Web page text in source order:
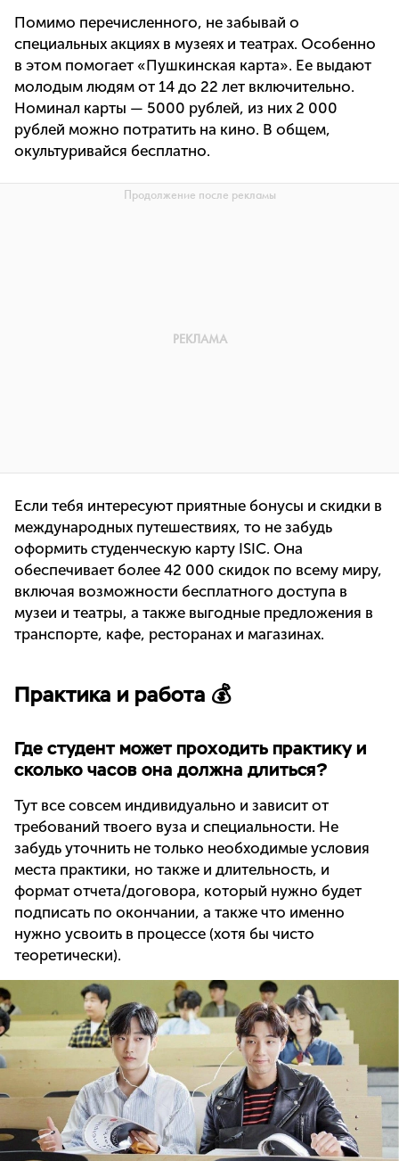
Помимо перечисленного, не забывай о
специальных акциях в музеях и театрах. Особенно
в этом помогает «Пушкинская карта». Ее выдают
молодым людям от 14 до 22 лет включительно.
Номинал карты — 5000 рублей, из них 2 000
рублей можно потратить на кино. В общем,
окультуривайся бесплатно.
Если тебя интересуют приятные бонусы и скидки в
международных путешествиях, то не забудь
оформить студенческую карту ISIC. Она
обеспечивает более 42 000 скидок по всему миру,
включая возможности бесплатного доступа в
музеи и театры, а также выгодные предложения в
транспорте, кафе, ресторанах и магазинах.
Практика и работа 💰
Где студент может проходить практику и
сколько часов она должна длиться?
Тут все совсем индивидуально и зависит от
требований твоего вуза и специальности. Не
забудь уточнить не только необходимые условия
места практики, но также и длительность, и
формат отчета/договора, который нужно будет
подписать по окончании, а также что именно
нужно усвоить в процессе (хотя бы чисто
теоретически).